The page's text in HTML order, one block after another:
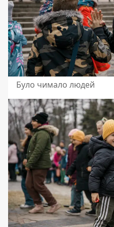
Було чимало людей